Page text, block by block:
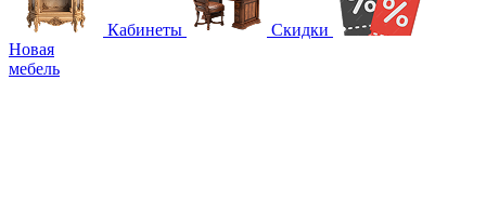
Кабинеты
Скидки
Новая
мебель